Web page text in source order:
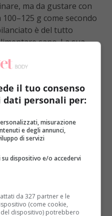
ma da gustare con
g come secondo
è del tutto
sano. La sua
il che può
le quantità.
DOP e
spesso se possa
DOP. La risposta è:
Essendo un
di bufala contiene
di lattosio — più di un
il lattosio si degrada nel
lieve, una piccola
se è marcata, è
il tuo consenso
personali per:
misurazione
e degli annunci,
di servizi
dispositivo e/o accedervi
da 327 partner e le
(come cookie,
dispositivo) potrebbero